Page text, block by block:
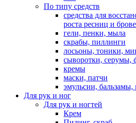
По типу средств
средства для
роста ресниц и
гели, пенки, мыла
скрабы, пиллинги
лосьоны, тоники,
сыворотки, серумы,
кремы
маски, патчи
эмульсии, бальзамы,
Для рук и ног
Для рук и ногтей
Крем